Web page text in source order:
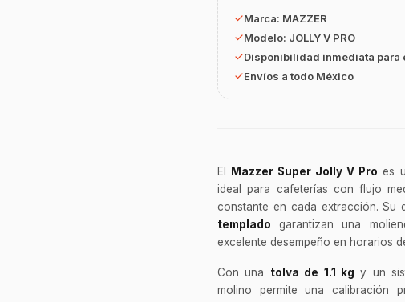
Marca: MAZZER
Modelo: JOLLY V PRO
Disponibilidad inmediata para
Envíos a todo México
El Mazzer Super Jolly V Pro es
ideal para cafeterías con flujo
constante en cada extracción. Su
templado garantizan una
excelente desempeño en horarios
Con una tolva de 1.1 kg y un
molino permite una calibración